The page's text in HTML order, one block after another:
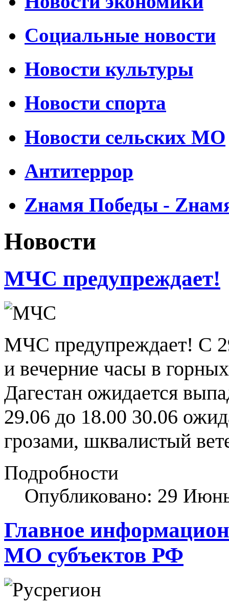
Социальные новости
Новости культуры
Новости спорта
Новости сельских МО
Антитеррор
Zнамя Победы -
Новости
МЧС предупреждает!
МЧС предупреждает! С
и вечерние часы в
Дагестан ожидается
29.06 до 18.00 30.06
грозами, шквалистый
Подробности
Опубликовано: 29
Главное
МО субъектов РФ